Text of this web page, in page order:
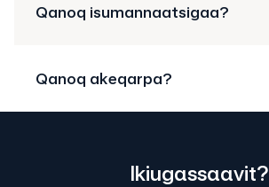
Qanoq isumannaatsigaa?
Qanoq akeqarpa?
Ikiugassaavit?